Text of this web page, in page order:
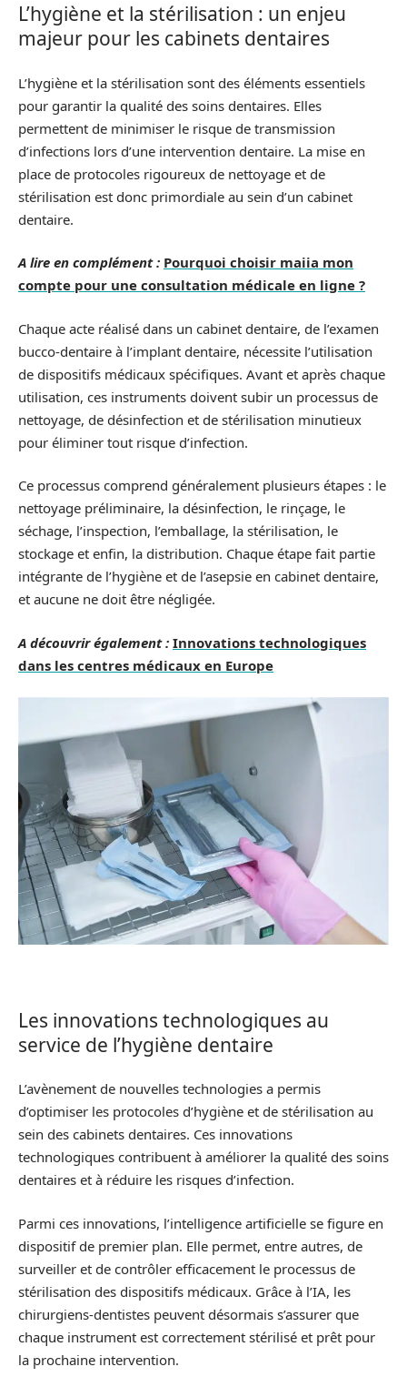
L’hygiène et la stérilisation : un enjeu
majeur pour les cabinets dentaires
L’hygiène et la stérilisation sont des éléments essentiels
pour garantir la qualité des soins dentaires. Elles
permettent de minimiser le risque de transmission
d’infections lors d’une intervention dentaire. La mise en
place de protocoles rigoureux de nettoyage et de
stérilisation est donc primordiale au sein d’un cabinet
dentaire.
A lire en complément : Pourquoi choisir maiia mon
compte pour une consultation médicale en ligne ?
Chaque acte réalisé dans un cabinet dentaire, de l’examen
bucco-dentaire à l’implant dentaire, nécessite l’utilisation
de dispositifs médicaux spécifiques. Avant et après chaque
utilisation, ces instruments doivent subir un processus de
nettoyage, de désinfection et de stérilisation minutieux
pour éliminer tout risque d’infection.
Ce processus comprend généralement plusieurs étapes : le
nettoyage préliminaire, la désinfection, le rinçage, le
séchage, l’inspection, l’emballage, la stérilisation, le
stockage et enfin, la distribution. Chaque étape fait partie
intégrante de l’hygiène et de l’asepsie en cabinet dentaire,
et aucune ne doit être négligée.
A découvrir également : Innovations technologiques
dans les centres médicaux en Europe
Les innovations technologiques au
service de l’hygiène dentaire
L’avènement de nouvelles technologies a permis
d’optimiser les protocoles d’hygiène et de stérilisation au
sein des cabinets dentaires. Ces innovations
technologiques contribuent à améliorer la qualité des soins
dentaires et à réduire les risques d’infection.
Parmi ces innovations, l’intelligence artificielle se figure en
dispositif de premier plan. Elle permet, entre autres, de
surveiller et de contrôler efficacement le processus de
stérilisation des dispositifs médicaux. Grâce à l’IA, les
chirurgiens-dentistes peuvent désormais s’assurer que
chaque instrument est correctement stérilisé et prêt pour
la prochaine intervention.